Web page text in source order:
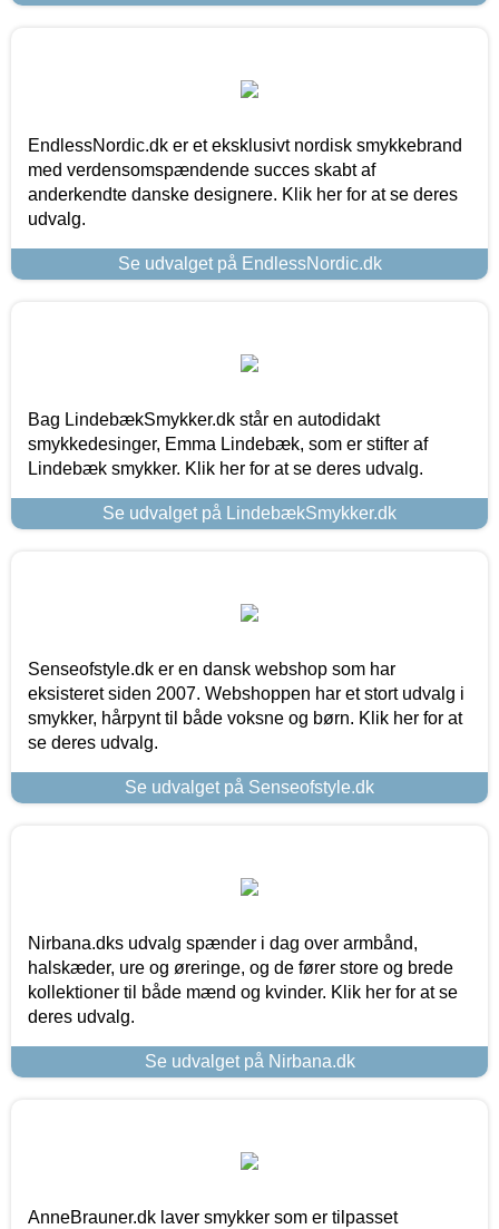
EndlessNordic.dk er et eksklusivt nordisk smykkebrand
med verdensomspændende succes skabt af
anderkendte danske designere. Klik her for at se deres
udvalg.
Se udvalget på EndlessNordic.dk
Bag LindebækSmykker.dk står en autodidakt
smykkedesinger, Emma Lindebæk, som er stifter af
Lindebæk smykker. Klik her for at se deres udvalg.
Se udvalget på LindebækSmykker.dk
Senseofstyle.dk er en dansk webshop som har
eksisteret siden 2007. Webshoppen har et stort udvalg i
smykker, hårpynt til både voksne og børn. Klik her for at
se deres udvalg.
Se udvalget på Senseofstyle.dk
Nirbana.dks udvalg spænder i dag over armbånd,
halskæder, ure og øreringe, og de fører store og brede
kollektioner til både mænd og kvinder. Klik her for at se
deres udvalg.
Se udvalget på Nirbana.dk
AnneBrauner.dk laver smykker som er tilpasset